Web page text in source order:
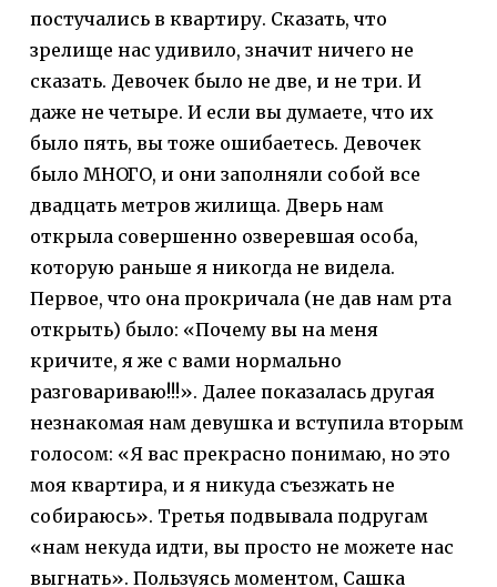
постучались в квартиру. Сказать, что
зрелище нас удивило, значит ничего не
сказать. Девочек было не две, и не три. И
даже не четыре. И если вы думаете, что их
было пять, вы тоже ошибаетесь. Девочек
было МНОГО, и они заполняли собой все
двадцать метров жилища. Дверь нам
открыла совершенно озверевшая особа,
которую раньше я никогда не видела.
Первое, что она прокричала (не дав нам рта
открыть) было: «Почему вы на меня
кричите, я же с вами нормально
разговариваю!!!». Далее показалась другая
незнакомая нам девушка и вступила вторым
голосом: «Я вас прекрасно понимаю, но это
моя квартира, и я никуда съезжать не
собираюсь». Третья подвывала подругам
«нам некуда идти, вы просто не можете нас
выгнать». Пользуясь моментом, Сашка